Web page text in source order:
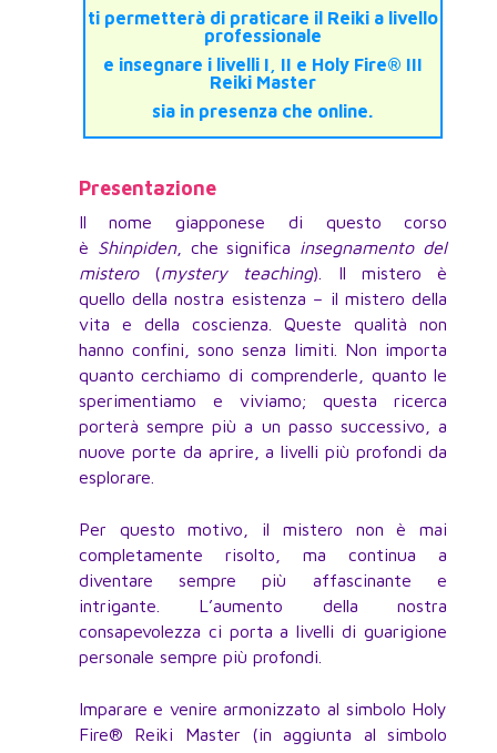
ti permetterà di praticare il Reiki a livello
professionale
e insegnare i livelli I, II e Holy Fire® III
Reiki Master
sia in presenza che online.
Presentazione
Il nome giapponese di questo corso
è Shinpiden, che significa insegnamento del
mistero(mystery teaching). Il mistero è
quello della nostra esistenza – il mistero della
vita e della coscienza. Queste qualità non
hanno confini, sono senza limiti. Non importa
quanto cerchiamo di comprenderle, quanto le
sperimentiamo e viviamo; questa ricerca
porterà sempre più a un passo successivo, a
nuove porte da aprire, a livelli più profondi da
esplorare.
Per questo motivo, il mistero non è mai
completamente risolto, ma continua a
diventare sempre più affascinante e
intrigante. L’aumento della nostra
consapevolezza ci porta a livelli di guarigione
personale sempre più profondi.
Imparare e venire armonizzato al simbolo Holy
Fire® Reiki Master (in aggiunta al simbolo